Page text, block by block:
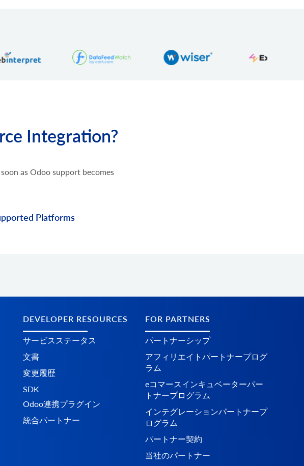
Integration?
as Odoo support becomes
Platforms
DEVELOPER RESOURCES
サービスステータス
文書
変更履歴
SDK
Odoo連携プラグイン
統合パートナー
FOR PARTNERS
パートナーシップ
アフィリエイトパートナープログ
ラム
eコマースインキュベーターパー
トナープログラム
インテグレーションパートナープ
ログラム
パートナー契約
当社のパートナー